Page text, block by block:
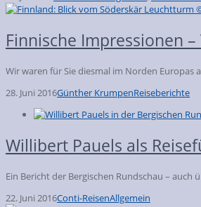
Finnische Impressionen
Wir waren für Sie diesmal im Norden Europas
28. Juni 2016Günther KrumpenReiseberichte
Willibert Pauels als
Ein Bericht der Bergischen Rundschau – auch
22. Juni 2016Conti-ReisenAllgemein